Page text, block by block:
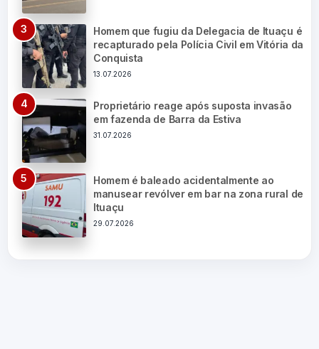
Homem que fugiu da Delegacia de Ituaçu é
recapturado pela Polícia Civil em Vitória da
Conquista
13.07.2026
Proprietário reage após suposta invasão
em fazenda de Barra da Estiva
31.07.2026
Homem é baleado acidentalmente ao
manusear revólver em bar na zona rural de
Ituaçu
29.07.2026